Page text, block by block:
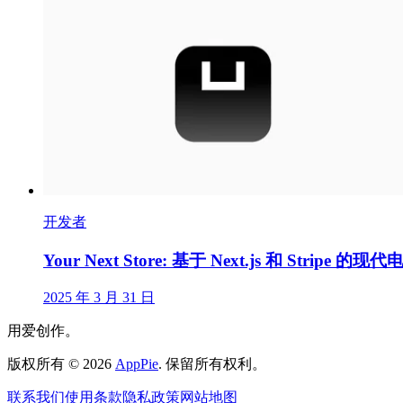
开发者
Your Next Store: 基于 Next.js 和 Stripe 的现代
2025 年 3 月 31 日
用爱创作。
版权所有 © 2026 AppPie. 保留所有权利。
联系我们使用条款隐私政策网站地图